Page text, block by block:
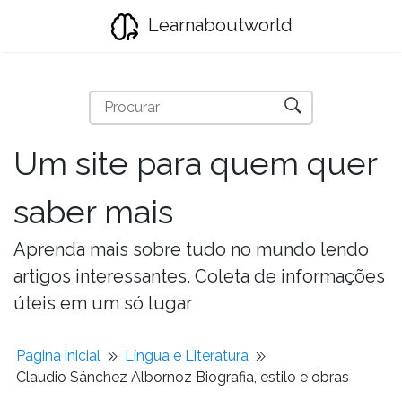
Learnaboutworld
Um site para quem quer
saber mais
Aprenda mais sobre tudo no mundo lendo
artigos interessantes. Coleta de informações
úteis em um só lugar
Pagina inicial
Língua e Literatura
Claudio Sánchez Albornoz Biografia, estilo e obras